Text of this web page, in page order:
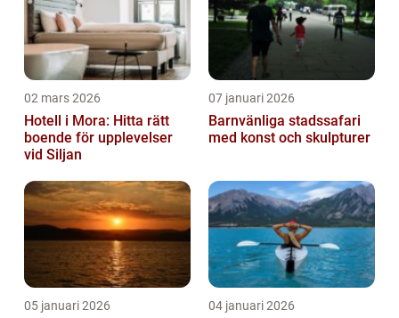
02 mars 2026
Hotell i Mora: Hitta rätt
boende för upplevelser
vid Siljan
07 januari 2026
Barnvänliga stadssafari
med konst och skulpturer
05 januari 2026 04 januari 2026